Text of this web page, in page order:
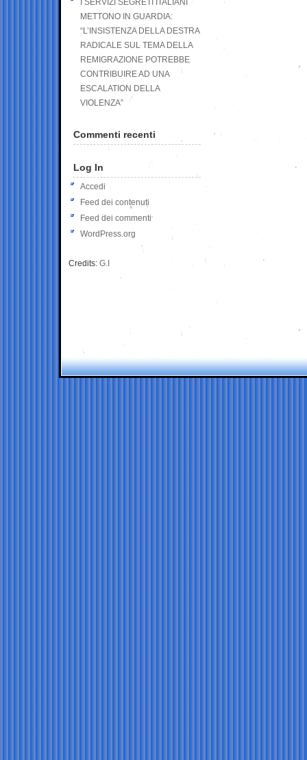
I SERVIZI SEGRETI ITALIANI
METTONO IN GUARDIA:
“L’INSISTENZA DELLA DESTRA
RADICALE SUL TEMA DELLA
REMIGRAZIONE POTREBBE
CONTRIBUIRE AD UNA
ESCALATION DELLA
VIOLENZA”
Commenti recenti
Log In
Accedi
Feed dei contenuti
Feed dei commenti
WordPress.org
Credits: G.I